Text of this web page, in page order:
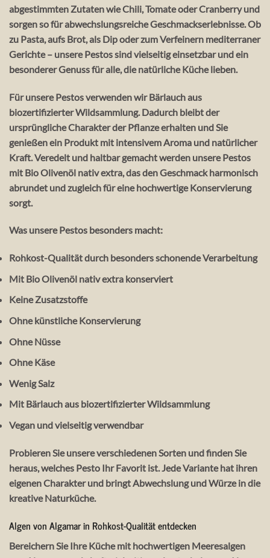
abgestimmten Zutaten wie Chili, Tomate oder Cranberry und
sorgen so für abwechslungsreiche Geschmackserlebnisse. Ob
zu Pasta, aufs Brot, als Dip oder zum Verfeinern mediterraner
Gerichte – unsere Pestos sind vielseitig einsetzbar und ein
besonderer Genuss für alle, die natürliche Küche lieben.
Für unsere Pestos verwenden wirBärlauch aus
biozertifizierter Wildsammlung. Dadurch bleibt der
ursprüngliche Charakter der Pflanze erhalten und Sie
genießen ein Produkt mit intensivem Aroma und natürlicher
Kraft. Veredelt und haltbar gemacht werden unsere Pestos
mit Bio Olivenöl nativ extra, das den Geschmack harmonisch
abrundet und zugleich für eine hochwertige Konservierung
sorgt.
Was unsere Pestos besonders macht:
Rohkost-Qualitätdurch besonders schonende Verarbeitung
Mit Bio Olivenöl nativ extra konserviert
Keine Zusatzstoffe
Ohne künstliche Konservierung
Ohne Nüsse
Ohne Käse
Wenig Salz
Mit Bärlauch aus biozertifizierter Wildsammlung
Vegan und vielseitig verwendbar
Probieren Sie unsere verschiedenen Sorten und finden Sie
heraus, welches Pesto Ihr Favorit ist. Jede Variante hat ihren
eigenen Charakter und bringt Abwechslung und Würze in die
kreative Naturküche.
Algen von Algamar in Rohkost-Qualität entdecken
Bereichern Sie Ihre Küche mit hochwertigen Meeresalgen